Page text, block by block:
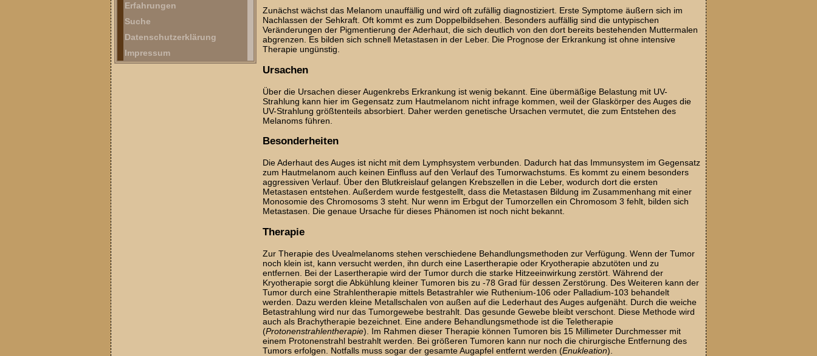
Zunächst wächst das Melanom unauffällig und wird oft zufällig diagnostiziert. Erste Symptome äußern sich im
Nachlassen der Sehkraft. Oft kommt es zum Doppelbildsehen. Besonders auffällig sind die untypischen
Veränderungen der Pigmentierung der Aderhaut, die sich deutlich von den dort bereits bestehenden Muttermalen
abgrenzen. Es bilden sich schnell Metastasen in der Leber. Die Prognose der Erkrankung ist ohne intensive
Therapie ungünstig.
Ursachen
Über die Ursachen dieser Augenkrebs Erkrankung ist wenig bekannt. Eine übermäßige Belastung mit UV-
Strahlung kann hier im Gegensatz zum Hautmelanom nicht infrage kommen, weil der Glaskörper des Auges die
UV-Strahlung größtenteils absorbiert. Daher werden genetische Ursachen vermutet, die zum Entstehen des
Melanoms führen.
Besonderheiten
Die Aderhaut des Auges ist nicht mit dem Lymphsystem verbunden. Dadurch hat das Immunsystem im Gegensatz
zum Hautmelanom auch keinen Einfluss auf den Verlauf des Tumorwachstums. Es kommt zu einem besonders
aggressiven Verlauf. Über den Blutkreislauf gelangen Krebszellen in die Leber, wodurch dort die ersten
Metastasen entstehen. Außerdem wurde festgestellt, dass die Metastasen Bildung im Zusammenhang mit einer
Monosomie des Chromosoms 3 steht. Nur wenn im Erbgut der Tumorzellen ein Chromosom 3 fehlt, bilden sich
Metastasen. Die genaue Ursache für dieses Phänomen ist noch nicht bekannt.
Therapie
Zur Therapie des Uvealmelanoms stehen verschiedene Behandlungsmethoden zur Verfügung. Wenn der Tumor
noch klein ist, kann versucht werden, ihn durch eine Lasertherapie oder Kryotherapie abzutöten und zu
entfernen. Bei der Lasertherapie wird der Tumor durch die starke Hitzeeinwirkung zerstört. Während der
Kryotherapie sorgt die Abkühlung kleiner Tumoren bis zu -78 Grad für dessen Zerstörung. Des Weiteren kann der
Tumor durch eine Strahlentherapie mittels Betastrahler wie Ruthenium-106 oder Palladium-103 behandelt
werden. Dazu werden kleine Metallschalen von außen auf die Lederhaut des Auges aufgenäht. Durch die weiche
Betastrahlung wird nur das Tumorgewebe bestrahlt. Das gesunde Gewebe bleibt verschont. Diese Methode wird
auch als Brachytherapie bezeichnet. Eine andere Behandlungsmethode ist die Teletherapie
(Protonenstrahlentherapie). Im Rahmen dieser Therapie können Tumoren bis 15 Millimeter Durchmesser mit
einem Protonenstrahl bestrahlt werden. Bei größeren Tumoren kann nur noch die chirurgische Entfernung des
Tumors erfolgen. Notfalls muss sogar der gesamte Augapfel entfernt werden (Enukleation).
Erfahrungen
Suche
Datenschutzerklärung
Impressum